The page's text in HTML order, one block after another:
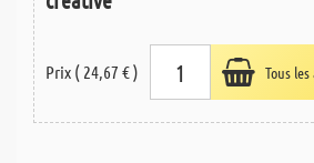
Prix ( 24,67 € ) Tous